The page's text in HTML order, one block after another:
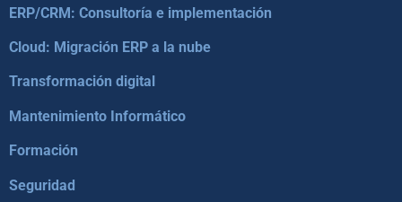
ERP/CRM: Consultoría e implementación
Cloud: Migración ERP a la nube
Transformación digital
Mantenimiento Informático
Formación
Seguridad